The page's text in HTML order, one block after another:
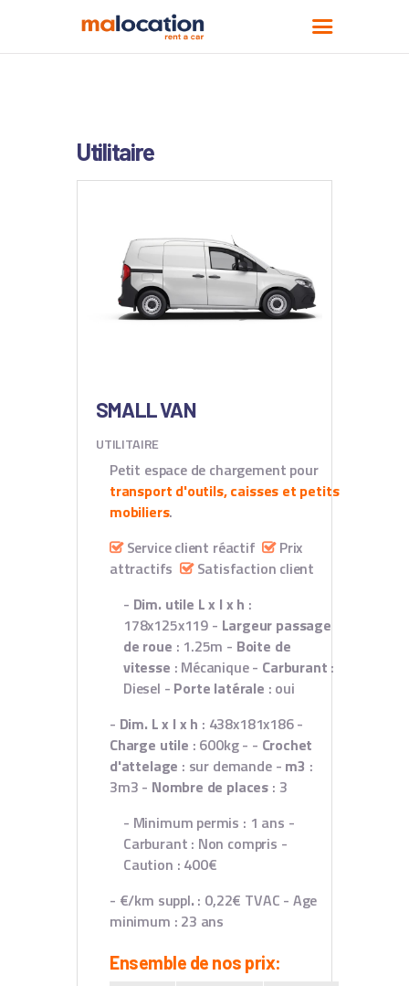
LOCATIONS
MUST RENT - LOCATION
LONGUE DURÉE
Utilitaire
SMALL VAN
UTILITAIRE
Petit espace de chargement pour
transport d'outils, caisses et petits
mobiliers.
Service client réactif
Prix
attractifs
Satisfaction client
- Dim. utile L x l x h :
178x125x119 - Largeur passage
de roue : 1.25m - Boite de
vitesse : Mécanique- Carburant :
Diesel - Porte latérale : oui
- Dim. L x l x h : 438x181x186-
Charge utile : 600kg- - Crochet
d'attelage : sur demande- m3 :
3m3 - Nombre de places : 3
- Minimum permis : 1 ans -
Carburant : Non compris -
Caution : 400€
- €/km suppl. : 0,22€ TVAC - Age
minimum : 23 ans
Ensemble de nos prix: